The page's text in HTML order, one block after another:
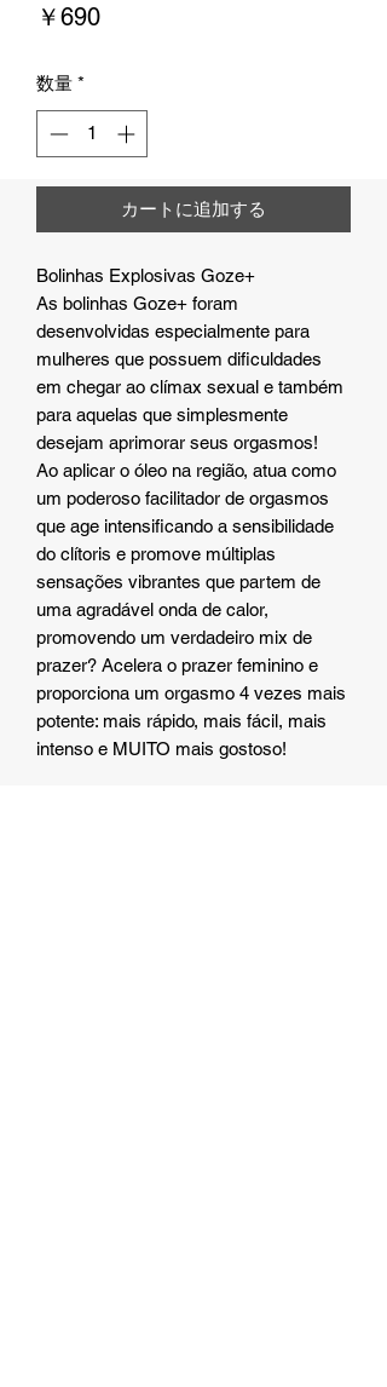
￥690価
数量 *
カートに追加する
Bolinhas Explosivas Goze+
As bolinhas Goze+ foram
desenvolvidas especialmente para
mulheres que possuem dificuldades
em chegar ao clímax sexual e também
para aquelas que simplesmente
desejam aprimorar seus orgasmos!
Ao aplicar o óleo na região, atua como
um poderoso facilitador de orgasmos
que age intensificando a sensibilidade
do clítoris e promove múltiplas
sensações vibrantes que partem de
uma agradável onda de calor,
promovendo um verdadeiro mix de
prazer? Acelera o prazer feminino e
proporciona um orgasmo 4 vezes mais
potente: mais rápido, mais fácil, mais
intenso e MUITO mais gostoso!